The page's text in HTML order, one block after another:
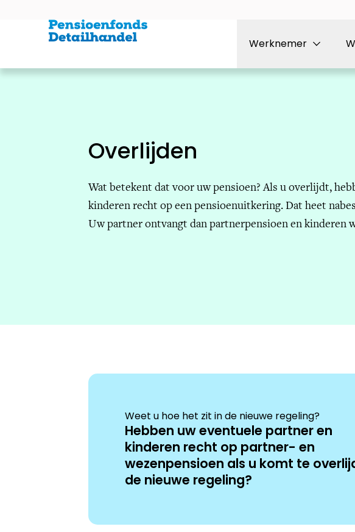
Werknemer
Overlijden
Wat betekent dat voor uw pensioen? Als u overlijdt,
kinderen recht op een pensioenuitkering. Dat heet
Uw partner ontvangt dan partnerpensioen en kinderen
Weet u hoe het zit in de nieuwe regeling?
Hebben uw eventuele partner en
kinderen recht op partner- en
wezenpensioen als u komt te
de nieuwe regeling?